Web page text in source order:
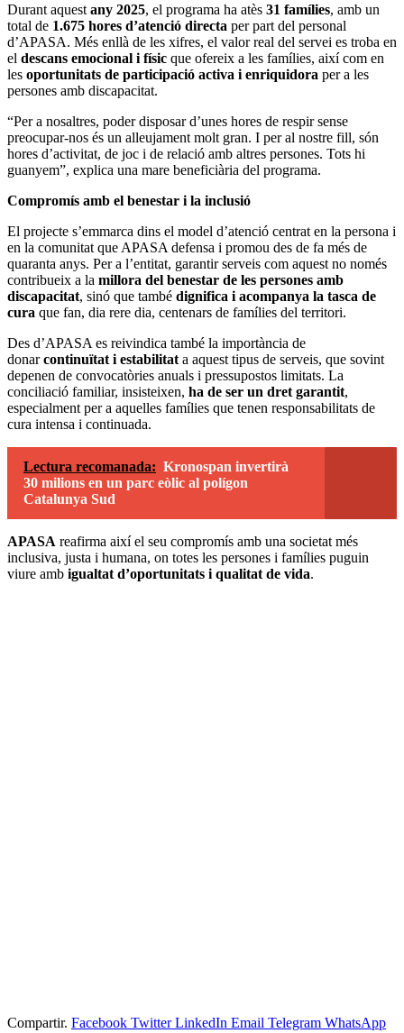
Durant aquest any 2025, el programa ha atès 31 famílies, amb un
total de 1.675 hores d’atenció directa per part del personal
d’APASA. Més enllà de les xifres, el valor real del servei es troba en
el descans emocional i físic que ofereix a les famílies, així com en
les oportunitats de participació activa i enriquidora per a les
persones amb discapacitat.
“Per a nosaltres, poder disposar d’unes hores de respir sense
preocupar-nos és un alleujament molt gran. I per al nostre fill, són
hores d’activitat, de joc i de relació amb altres persones. Tots hi
guanyem”, explica una mare beneficiària del programa.
Compromís amb el benestar i la inclusió
El projecte s’emmarca dins el model d’atenció centrat en la persona i
en la comunitat que APASA defensa i promou des de fa més de
quaranta anys. Per a l’entitat, garantir serveis com aquest no només
contribueix a la millora del benestar de les persones amb
discapacitat, sinó que també dignifica i acompanya la tasca de
cura que fan, dia rere dia, centenars de famílies del territori.
Des d’APASA es reivindica també la importància de
donarcontinuïtat i estabilitat a aquest tipus de serveis, que sovint
depenen de convocatòries anuals i pressupostos limitats. La
conciliació familiar, insisteixen, ha de ser un dret garantit,
especialment per a aquelles famílies que tenen responsabilitats de
cura intensa i continuada.
Lectura recomanada: Kronospan invertirà
30 milions en un parc eòlic al polígon
Catalunya Sud
APASA reafirma així el seu compromís amb una societat més
inclusiva, justa i humana, on totes les persones i famílies puguin
viure amb igualtat d’oportunitats i qualitat de vida.
Compartir. Facebook Twitter LinkedIn Email Telegram WhatsApp